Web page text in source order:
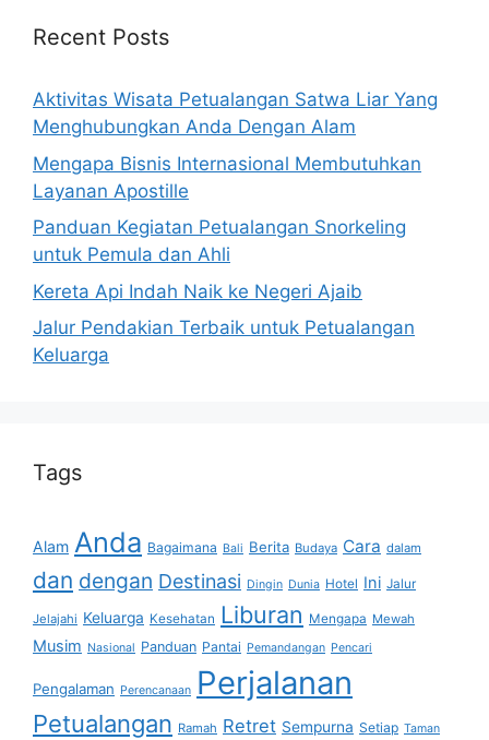
Recent Posts
Aktivitas Wisata Petualangan Satwa Liar Yang
Menghubungkan Anda Dengan Alam
Mengapa Bisnis Internasional Membutuhkan
Layanan Apostille
Panduan Kegiatan Petualangan Snorkeling
untuk Pemula dan Ahli
Kereta Api Indah Naik ke Negeri Ajaib
Jalur Pendakian Terbaik untuk Petualangan
Keluarga
Tags
Alam Anda Bagaimana Bali Berita Budaya Cara dalam
dan dengan Destinasi Dingin Dunia Hotel Ini Jalur
Jelajahi Keluarga Kesehatan Liburan Mengapa Mewah
Musim Nasional Panduan Pantai Pemandangan Pencari
Pengalaman Perencanaan Perjalanan
Petualangan Ramah Retret Sempurna Setiap Taman